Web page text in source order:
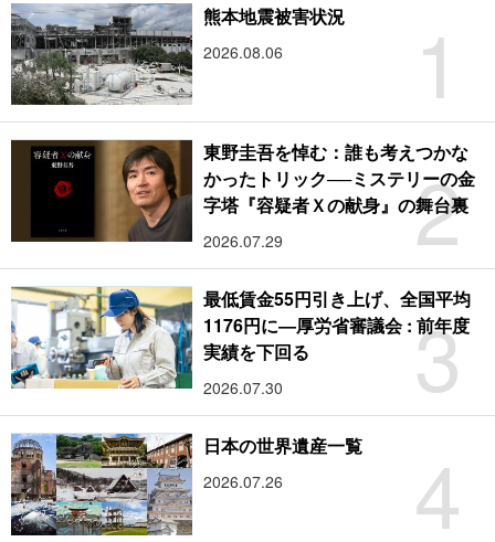
1
熊本地震被害状況
2026.08.06
2
東野圭吾を悼む：誰も考えつかな
かったトリック──ミステリーの金
字塔『容疑者Ｘの献身』の舞台裏
2026.07.29
3
最低賃金55円引き上げ、全国平均
1176円に―厚労省審議会 : 前年度
実績を下回る
2026.07.30
4
日本の世界遺産一覧
2026.07.26